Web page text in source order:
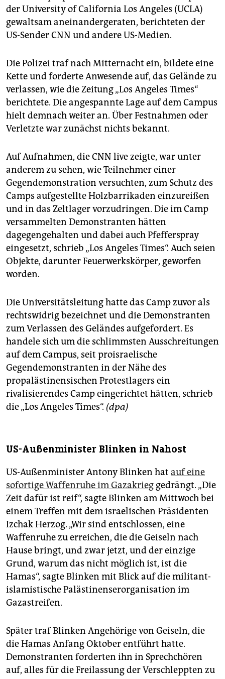
der University of California Los Angeles (UCLA)
gewaltsam aneinandergeraten, berichteten der
US-Sender CNN und andere US-Medien.
Die Polizei traf nach Mitternacht ein, bildete eine
Kette und forderte Anwesende auf, das Gelände zu
verlassen, wie die Zeitung „Los Angeles Times“
berichtete. Die angespannte Lage auf dem Campus
hielt demnach weiter an. Über Festnahmen oder
Verletzte war zunächst nichts bekannt.
Auf Aufnahmen, die CNN live zeigte, war unter
anderem zu sehen, wie Teilnehmer einer
Gegendemonstration versuchten, zum Schutz des
Camps aufgestellte Holzbarrikaden einzureißen
und in das Zeltlager vorzudringen. Die im Camp
versammelten Demonstranten hätten
dagegengehalten und dabei auch Pfefferspray
eingesetzt, schrieb „Los Angeles Times“. Auch seien
Objekte, darunter Feuerwerkskörper, geworfen
worden.
Die Universitätsleitung hatte das Camp zuvor als
rechtswidrig bezeichnet und die Demonstranten
zum Verlassen des Geländes aufgefordert. Es
handele sich um die schlimmsten Ausschreitungen
auf dem Campus, seit proisraelische
Gegendemonstranten in der Nähe des
propalästinensischen Protestlagers ein
rivalisierendes Camp eingerichtet hätten, schrieb
die „Los Angeles Times“. (dpa)
US-Außenminister Blinken in Nahost
US-Außenminister Antony Blinken hat auf eine
sofortige Waffenruhe im Gazakrieg gedrängt. „Die
Zeit dafür ist reif“, sagte Blinken am Mittwoch bei
einem Treffen mit dem israelischen Präsidenten
Izchak Herzog. „Wir sind entschlossen, eine
Waffenruhe zu erreichen, die die Geiseln nach
Hause bringt, und zwar jetzt, und der einzige
Grund, warum das nicht möglich ist, ist die
Hamas“, sagte Blinken mit Blick auf die militant-
islamistische Palästinenserorganisation im
Gazastreifen.
Später traf Blinken Angehörige von Geiseln, die
die Hamas Anfang Oktober entführt hatte.
Demonstranten forderten ihn in Sprechchören
auf, alles für die Freilassung der Verschleppten zu